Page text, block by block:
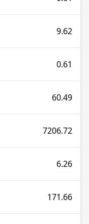
9.62
0.61
60.49
7206.72
6.26
171.66